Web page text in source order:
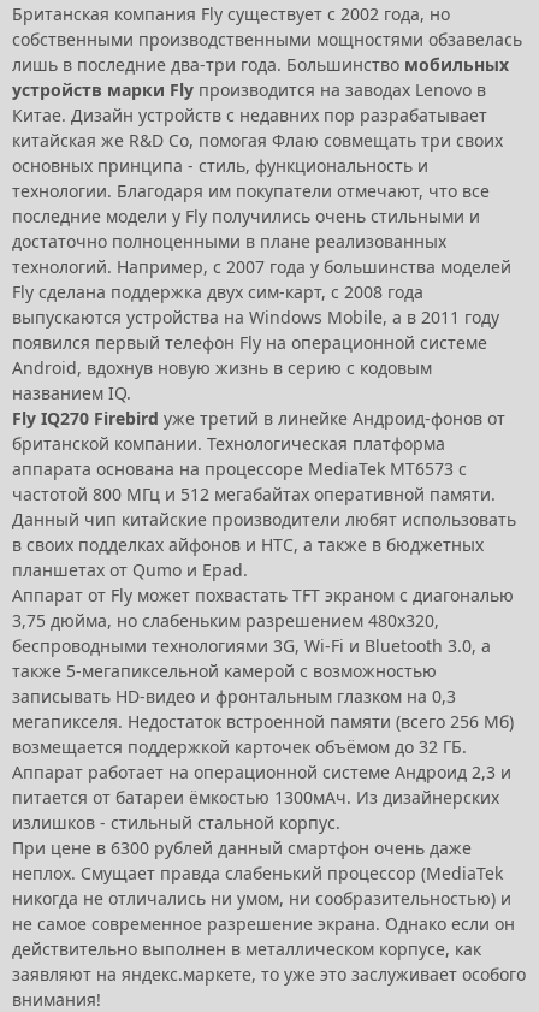
Британская компания Fly существует с 2002 года, но
собственными производственными мощностями обзавелась
лишь в последние два-три года. Большинство мобильных
устройств марки Fly производится на заводах Lenovo в
Китае. Дизайн устройств с недавних пор разрабатывает
китайская же R&D Co, помогая Флаю совмещать три своих
основных принципа - стиль, функциональность и
технологии. Благодаря им покупатели отмечают, что все
последние модели у Fly получились очень стильными и
достаточно полноценными в плане реализованных
технологий. Например, с 2007 года у большинства моделей
Fly сделана поддержка двух сим-карт, с 2008 года
выпускаются устройства на Windows Mobile, а в 2011 году
появился первый телефон Fly на операционной системе
Android, вдохнув новую жизнь в серию с кодовым
названием IQ.
Fly IQ270 Firebird уже третий в линейке Андроид-фонов от
британской компании. Технологическая платформа
аппарата основана на процессоре MediaTek MT6573 с
частотой 800 МГц и 512 мегабайтах оперативной памяти.
Данный чип китайские производители любят использовать
в своих подделках айфонов и HTC, а также в бюджетных
планшетах от Qumo и Epad.
Аппарат от Fly может похвастать TFT экраном с диагональю
3,75 дюйма, но слабеньким разрешением 480x320,
беспроводными технологиями 3G, Wi-Fi и Bluetooth 3.0, а
также 5-мегапиксельной камерой с возможностью
записывать HD-видео и фронтальным глазком на 0,3
мегапикселя. Недостаток встроенной памяти (всего 256 Мб)
возмещается поддержкой карточек объёмом до 32 ГБ.
Аппарат работает на операционной системе Андроид 2,3 и
питается от батареи ёмкостью 1300мАч. Из дизайнерских
излишков - стильный стальной корпус.
При цене в 6300 рублей данный смартфон очень даже
неплох. Смущает правда слабенький процессор (MediaTek
никогда не отличались ни умом, ни сообразительностью) и
не самое современное разрешение экрана. Однако если он
действительно выполнен в металлическом корпусе, как
заявляют на яндекс.маркете, то уже это заслуживает особого
внимания!